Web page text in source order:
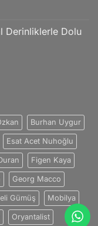
Derinliklerle Dolu
Burhan Uygur
Esat Acet Nuhoğlu
Figen Kaya
Georg Macco
Gümüş Mobilya
Oryantalist